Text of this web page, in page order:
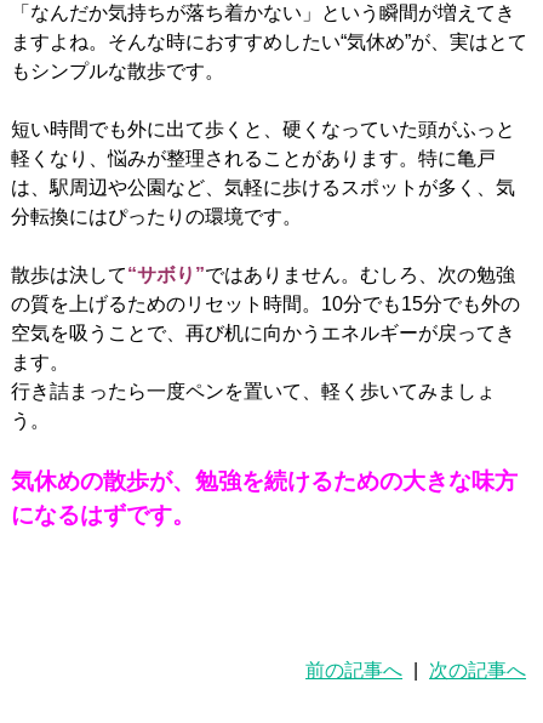
「なんだか気持ちが落ち着かない」という瞬間が増えてき
ますよね。そんな時におすすめしたい“気休め”が、実はとて
もシンプルな散歩です。
短い時間でも外に出て歩くと、硬くなっていた頭がふっと
軽くなり、悩みが整理されることがあります。特に亀戸
は、駅周辺や公園など、気軽に歩けるスポットが多く、気
分転換にはぴったりの環境です。
散歩は決して“サボり”ではありません。むしろ、次の勉強
の質を上げるためのリセット時間。10分でも15分でも外の
空気を吸うことで、再び机に向かうエネルギーが戻ってき
ます。
行き詰まったら一度ペンを置いて、軽く歩いてみましょ
う。
気休めの散歩が、勉強を続けるための大きな味方
になるはずです。
前の記事へ 次の記事へ